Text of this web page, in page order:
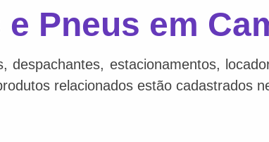
Pneus em
despachantes, estacionamentos,
relacionados estão cadastrados